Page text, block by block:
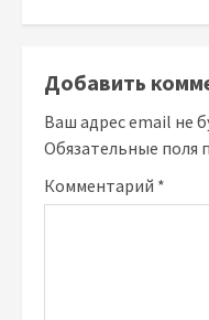
Добавить
Ваш адрес email не
Обязательные поля
Комментарий *